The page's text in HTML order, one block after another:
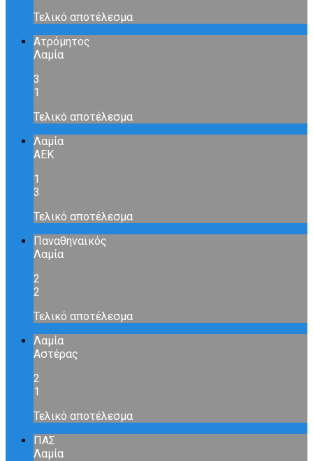
Τελικό αποτέλεσμα
Ατρόμητος
Λαμία
3
1
Τελικό αποτέλεσμα
Λαμία
ΑΕΚ
1
3
Τελικό αποτέλεσμα
Παναθηναϊκός
Λαμία
2
2
Τελικό αποτέλεσμα
Λαμία
Αστέρας
2
1
Τελικό αποτέλεσμα
ΠΑΣ
Λαμία